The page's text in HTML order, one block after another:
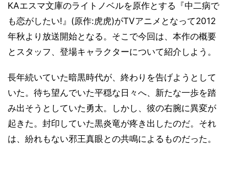
KAエスマ文庫のライトノベルを原作とする『中二病で
も恋がしたい!』(原作:虎虎)がTVアニメとなって2012
年秋より放送開始となる。そこで今回は、本作の概要
とスタッフ、登場キャラクターについて紹介しよう。
長年続いていた暗黒時代が、終わりを告げようとして
いた。待ち望んでいた平穏な日々へ、新たな一歩を踏
み出そうとしていた勇太。しかし、彼の右腕に異変が
起きた。封印していた黒炎竜が疼き出したのだ。それ
は、紛れもない邪王真眼との共鳴によるものだった。